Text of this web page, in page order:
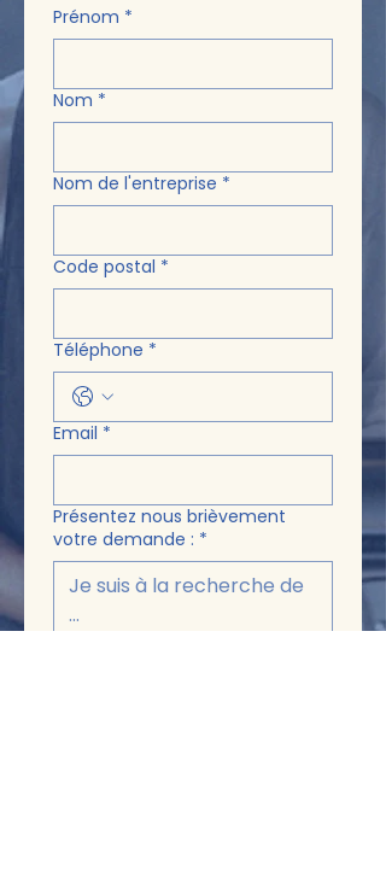
Prénom *
Nom *
Nom de l'entreprise *
Code postal *
Téléphone *
Email *
Présentez nous brièvement
votre demande : *